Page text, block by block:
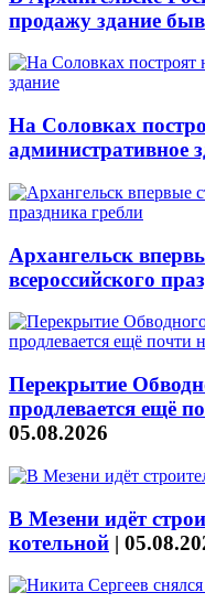
продажу здание
На Соловках
административное
Архангельск
всероссийского
Перекрытие
продлевается ещё
05.08.2026
В Мезени идёт
котельной |